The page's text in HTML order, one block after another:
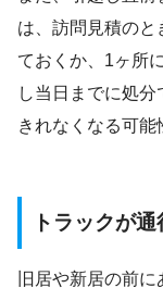
は、訪問見積のと
ておくか、1ヶ所
し当日までに処
きれなくなる可能
トラックが
旧居や新居の前